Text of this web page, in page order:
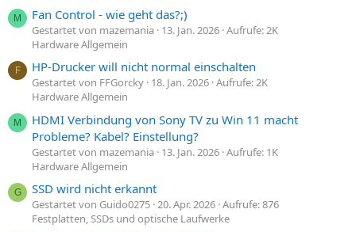
M Fan Control - wie geht das?;)
Gestartet von mazemania 13. Jan. 2026 Aufrufe: 2K
Hardware Allgemein
F HP-Drucker will nicht normal einschalten
Gestartet von FFGorcky 18. Jan. 2026 Aufrufe: 2K
Hardware Allgemein
M
HDMI Verbindung von Sony TV zu Win 11 macht
Probleme? Kabel? Einstellung?
Gestartet von mazemania 13. Jan. 2026 Aufrufe: 1K
Hardware Allgemein
G SSD wird nicht erkannt
Gestartet von Guido0275 20. Apr. 2026 Aufrufe: 876
Festplatten, SSDs und optische Laufwerke